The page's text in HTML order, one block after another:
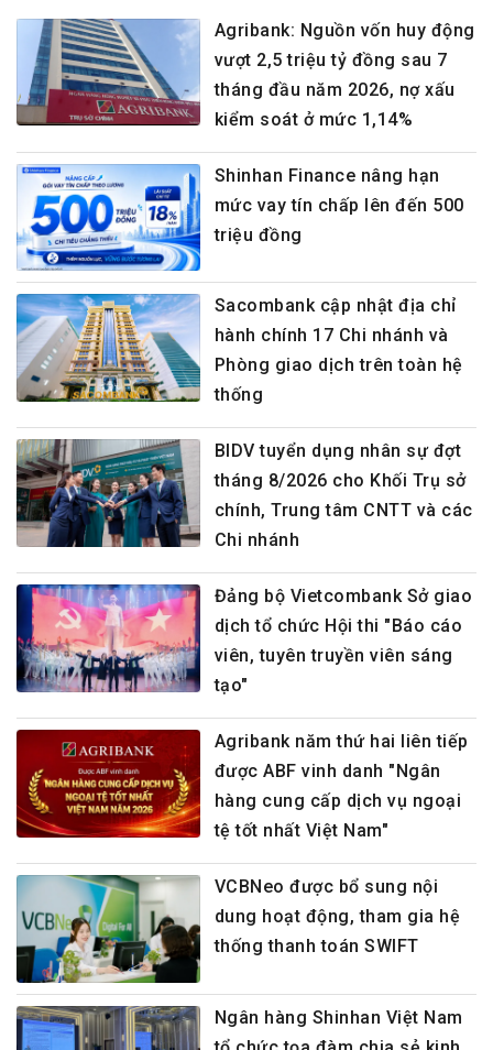
Agribank: Nguồn vốn huy động
vượt 2,5 triệu tỷ đồng sau 7
tháng đầu năm 2026, nợ xấu
kiểm soát ở mức 1,14%
Shinhan Finance nâng hạn
mức vay tín chấp lên đến 500
triệu đồng
Sacombank cập nhật địa chỉ
hành chính 17 Chi nhánh và
Phòng giao dịch trên toàn hệ
thống
BIDV tuyển dụng nhân sự đợt
tháng 8/2026 cho Khối Trụ sở
chính, Trung tâm CNTT và các
Chi nhánh
Đảng bộ Vietcombank Sở giao
dịch tổ chức Hội thi "Báo cáo
viên, tuyên truyền viên sáng
tạo"
Agribank năm thứ hai liên tiếp
được ABF vinh danh "Ngân
hàng cung cấp dịch vụ ngoại
tệ tốt nhất Việt Nam"
VCBNeo được bổ sung nội
dung hoạt động, tham gia hệ
thống thanh toán SWIFT
Ngân hàng Shinhan Việt Nam